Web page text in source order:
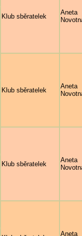
Klub sběratelek
Aneta
Klub sběratelek
Aneta
Klub sběratelek
Aneta
Aneta